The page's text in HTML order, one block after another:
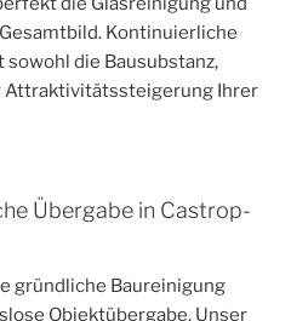
Kontinuierliche
die Bausubstanz,
Attraktivitätssteigerung Ihrer
Übergabe in Castrop-
gründliche Baureinigung
Objektübergabe. Unser